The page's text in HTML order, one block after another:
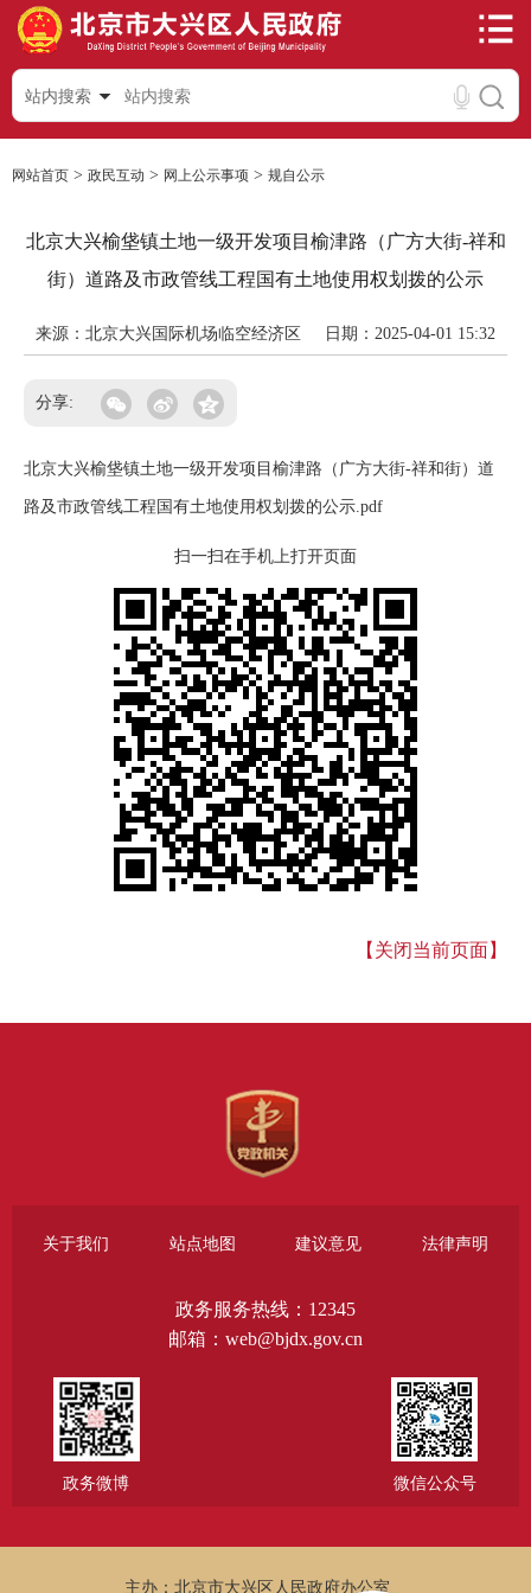
站内搜索
网站首页 > 政民互动 > 网上公示事项 > 规自公示
北京大兴榆垡镇土地一级开发项目榆津路（广方大街-祥和
街）道路及市政管线工程国有土地使用权划拨的公示
来源：北京大兴国际机场临空经济区 日期：2025-04-01 15:32
分享:
北京大兴榆垡镇土地一级开发项目榆津路（广方大街-祥和街）道
路及市政管线工程国有土地使用权划拨的公示.pdf
扫一扫在手机上打开页面
【关闭当前页面】
关于我们 站点地图 建议意见 法律声明
政务服务热线：12345
邮箱：web@bjdx.gov.cn
政务微博 微信公众号
主办：北京市大兴区人民政府办公室